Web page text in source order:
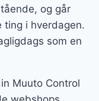
og går
ting i hverdagen.
som en
Muuto Control